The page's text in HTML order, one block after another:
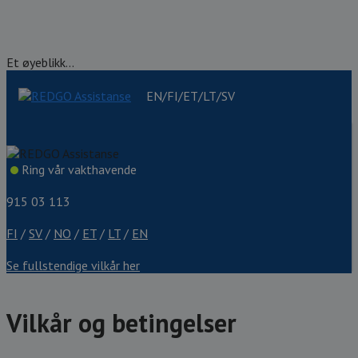
Et øyeblikk...
EN/FI/ET/LT/SV
Ring vår vakthavende
915 03 113
FI / SV / NO / ET / LT / EN
Se fullstendige vilkår her
Vilkår og betingelser